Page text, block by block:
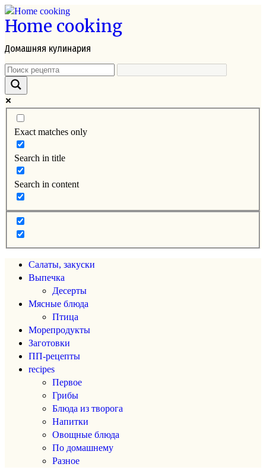
Перейти
к
Home cooking
Домашняя кулинария
Exact matches only
Search in title
Search in content
Салаты, закуски
Выпечка
Десерты
Мясные блюда
Птица
Морепродукты
Заготовки
ПП-рецепты
recipes
Первое
Грибы
Блюда из творога
Напитки
Овощные блюда
По домашнему
Разное